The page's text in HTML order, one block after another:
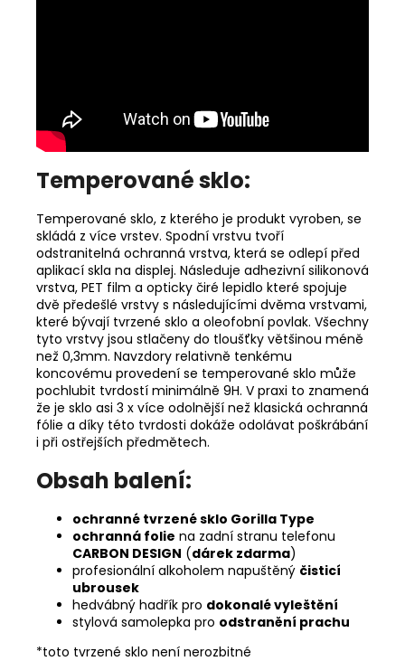
Temperované sklo:
Temperované sklo, z kterého je produkt vyroben, se
skládá z více vrstev. Spodní vrstvu tvoří
odstranitelná ochranná vrstva, která se odlepí před
aplikací skla na displej. Následuje adhezivní silikonová
vrstva, PET film a opticky čiré lepidlo které spojuje
dvě předešlé vrstvy s následujícími dvěma vrstvami,
které bývají tvrzené sklo a oleofobní povlak. Všechny
tyto vrstvy jsou stlačeny do tloušťky většinou méně
než 0,3mm. Navzdory relativně tenkému
koncovému provedení se temperované sklo může
pochlubit tvrdostí minimálně 9H. V praxi to znamená
že je sklo asi 3 x více odolnější než klasická ochranná
fólie a díky této tvrdosti dokáže odolávat poškrábání
i při ostřejších předmětech.
Obsah balení:
ochranné tvrzené sklo Gorilla Type
ochranná folie na zadní stranu telefonu
CARBON DESIGN (dárek zdarma)
profesionální alkoholem napuštěný čisticí
ubrousek
hedvábný hadřík pro dokonalé vyleštění
stylová samolepka pro odstranění prachu
*toto tvrzené sklo není nerozbitné